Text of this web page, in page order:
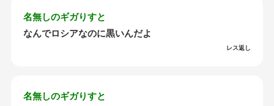
名無しのギガりすと
なんでロシアなのに黒いんだよ
レス返し
名無しのギガりすと